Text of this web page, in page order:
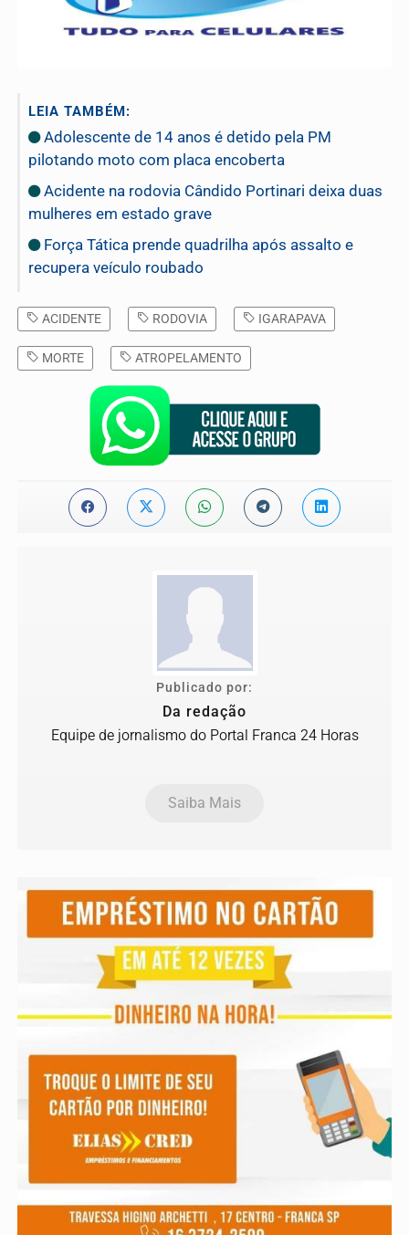
LEIA TAMBÉM:
Adolescente de 14 anos é detido pela PM
pilotando moto com placa encoberta
Acidente na rodovia Cândido Portinari deixa duas
mulheres em estado grave
Força Tática prende quadrilha após assalto e
recupera veículo roubado
ACIDENTE RODOVIA IGARAPAVA
MORTE ATROPELAMENTO
Publicado por:
Da redação
Equipe de jornalismo do Portal Franca 24 Horas
Saiba Mais